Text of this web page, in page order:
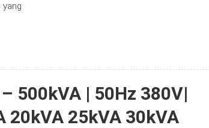
500kVA | 50Hz 380V|
20kVA 25kVA 30kVA